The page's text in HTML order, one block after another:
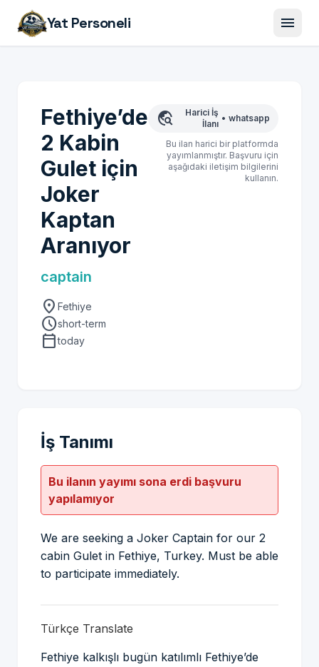
Yat Personeli menu
Fethiye’de
2 Kabin
Gulet için
Joker
Kaptan
Aranıyor
captain
location_on Fethiye
scheduleshort-term
calendar_todaytoday
travel_explore
Harici İş
İlanı
• whatsapp
Bu ilan harici bir platformda
yayımlanmıştır. Başvuru için
aşağıdaki iletişim bilgilerini
kullanın.
İş Tanımı
Bu ilanın yayımı sona erdi başvuru
yapılamıyor
We are seeking a Joker Captain for our 2
cabin Gulet in Fethiye, Turkey. Must be able
to participate immediately.
Türkçe Translate
Fethiye kalkışlı bugün katılımlı Fethiye’de